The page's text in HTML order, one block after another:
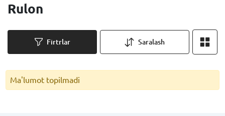
Rulon
Firtrlar Saralash
Ma'lumot topilmadi